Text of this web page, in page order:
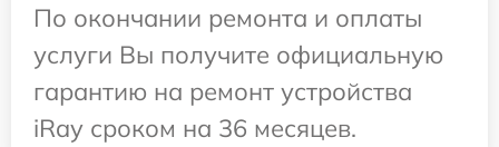
По окончании ремонта и оплаты
услуги Вы получите официальную
гарантию на ремонт устройства
iRay сроком на 36 месяцев.